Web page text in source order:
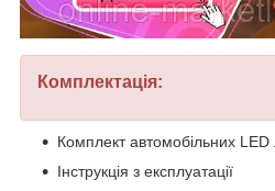
Комплектація:
Комплект автомобільних
Інструкція з експлуатації